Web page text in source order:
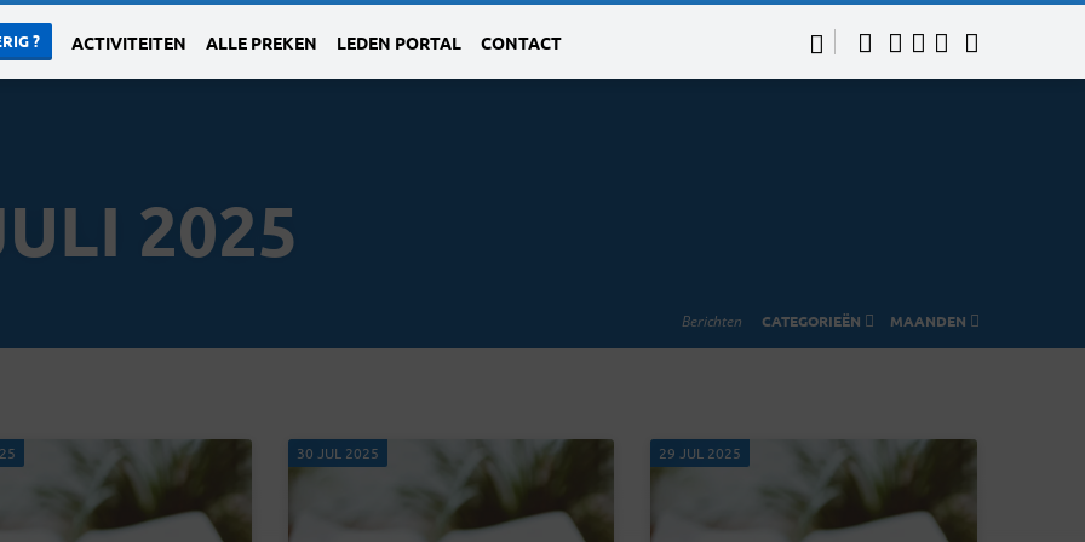
? ACTIVITEITEN ALLE PREKEN LEDEN PORTAL CONTACT
2025
Berichten CATEGORIEËN MAANDEN
30 JUL 2025 29 JUL 2025